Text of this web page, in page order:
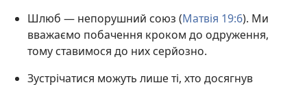
Шлюб — непорушний союз (Матвія 19:6). Ми
вважаємо побачення кроком до одруження,
тому ставимося до них серйозно.
Зустрічатися можуть лише ті, хто досягнув